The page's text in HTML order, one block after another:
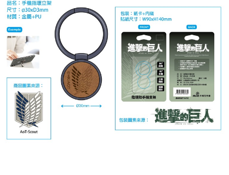
每筆NT$65，滿NT$1,300(含以上)免運費
付款後7-11取貨
每筆NT$65，滿NT$1,300(含以上)免運費
宅配-木棉花樂園專用
每筆NT$100，滿NT$1,300(含以上)免運費
宅配-離島(澎湖/金門/馬祖)-木棉花樂園專用
每筆NT$220
黑貓宅配-貨到付款
每筆NT$150